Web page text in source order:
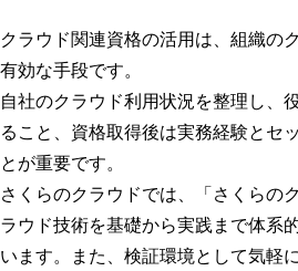
クラウド関連資格の活用は、組織の
有効な手段です。
自社のクラウド利用状況を整理し、
ること、資格取得後は実務経験とセ
とが重要です。
さくらのクラウドでは、「さくらの
ラウド技術を基礎から実践まで体系
います。また、検証環境として気軽